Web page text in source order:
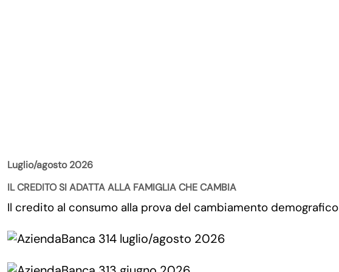
Luglio/agosto 2026
IL CREDITO SI ADATTA ALLA FAMIGLIA CHE CAMBIA
Il credito al consumo alla prova del cambiamento demografico